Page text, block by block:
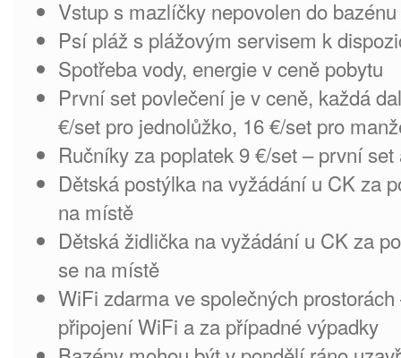
Vstup s mazlíčky nepovolen do bazénu
Psí pláž s plážovým servisem k
Spotřeba vody, energie v ceně pobytu
První set povlečení je v ceně, každá
€/set pro jednolůžko, 16 €/set pro
Ručníky za poplatek 9 €/set – první
Dětská postýlka na vyžádání u CK za
na místě
Dětská židlička na vyžádání u CK za
se na místě
WiFi zdarma ve společných
připojení WiFi a za případné výpadky